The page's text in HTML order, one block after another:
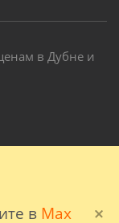
в Max
в Дубне и